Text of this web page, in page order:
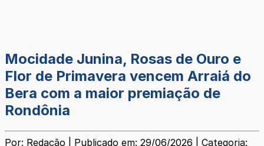
Mocidade Junina, Rosas de Ouro e
Flor de Primavera vencem Arraiá do
Bera com a maior premiação de
Rondônia
Por: Redação | Publicado em: 29/06/2026 | Categoria: